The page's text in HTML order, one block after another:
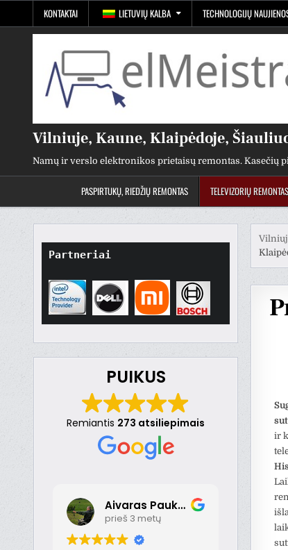
KONTAKTAI LIETUVIŲ KALBA TECHNOLOGIJŲ
Vilniuje, Kaune, Klaipėdoje,
Namų ir verslo elektronikos prietaisų remontas. Kasečių
PASPIRTUKŲ, RIEDŽIŲ REMONTAS TELEVIZORIŲ REMONTAS
Partneriai
PUIKUS
Remiantis 273 atsiliepimais
Aivaras Paukste
prieš 3 metų
ir